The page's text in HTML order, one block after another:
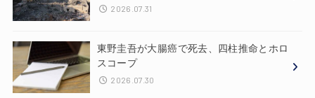
2026.07.31
東野圭吾が大腸癌で死去、四柱推命とホロ
スコープ
2026.07.30